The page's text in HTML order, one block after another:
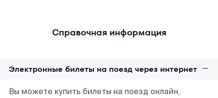
Справочная информация
Электронные билеты на поезд через интернет
Вы можете купить билеты на поезд онлайн,